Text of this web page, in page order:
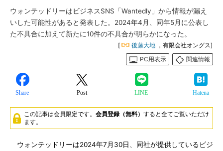
ウォンテッドリーはビジネスSNS「Wantedly」から情報が漏え
いした可能性があると発表した。2024年4月、同年5月に公表し
た不具合に加えて新たに10件の不具合が明らかになった。
[ 後藤大地 ，有限会社オングス]
PC用表示
関連情報
Share Post LINE Hatena
この記事は会員限定です。 会員登録（無料） すると全てご覧いただけ
ます。
ウォンテッドリーは2024年7月30日、同社が提供しているビジ